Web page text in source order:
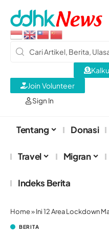
Sign In
Join Volunteer
Tentang Donasi
Travel Migran
Indeks Berita
Home»Ini 12 Area Lockdown
BERITA